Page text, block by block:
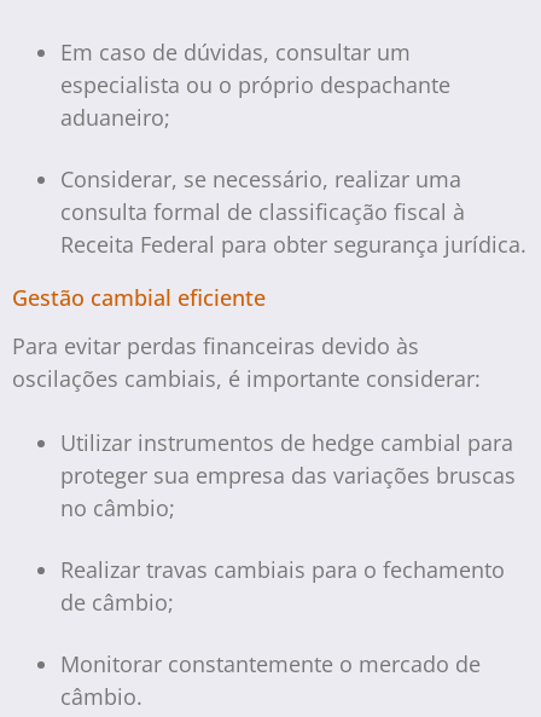
Em caso de dúvidas, consultar um
especialista ou o próprio despachante
aduaneiro;
Considerar, se necessário, realizar uma
consulta formal de classificação fiscal à
Receita Federal para obter segurança jurídica.
Gestão cambial eficiente
Para evitar perdas financeiras devido às
oscilações cambiais, é importante considerar:
Utilizar instrumentos de hedge cambial para
proteger sua empresa das variações bruscas
no câmbio;
Realizar travas cambiais para o fechamento
de câmbio;
Monitorar constantemente o mercado de
câmbio.